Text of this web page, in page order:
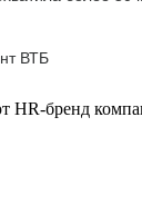
ВТБ
HR-бренд